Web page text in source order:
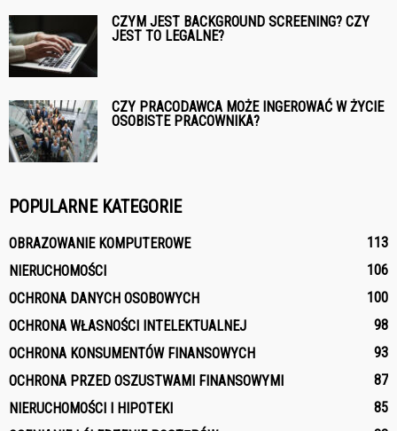
CZYM JEST BACKGROUND SCREENING? CZY
JEST TO LEGALNE?
CZY PRACODAWCA MOŻE INGEROWAĆ W ŻYCIE
OSOBISTE PRACOWNIKA?
POPULARNE KATEGORIE
OBRAZOWANIE KOMPUTEROWE
113
NIERUCHOMOŚCI
106
OCHRONA DANYCH OSOBOWYCH
100
OCHRONA WŁASNOŚCI INTELEKTUALNEJ
98
OCHRONA KONSUMENTÓW FINANSOWYCH
93
OCHRONA PRZED OSZUSTWAMI FINANSOWYMI
87
NIERUCHOMOŚCI I HIPOTEKI
85